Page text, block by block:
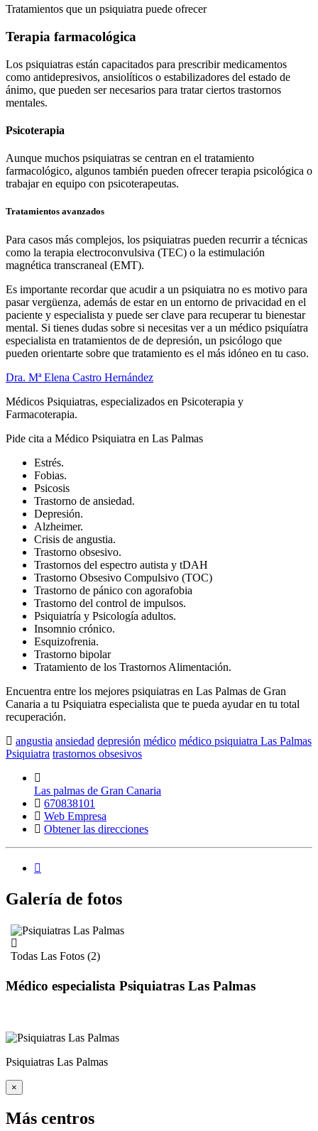
Tratamientos que un psiquiatra puede ofrecer
Terapia farmacológica
Los psiquiatras están capacitados para prescribir medicamentos
como antidepresivos, ansiolíticos o estabilizadores del estado de
ánimo, que pueden ser necesarios para tratar ciertos trastornos
mentales.
Psicoterapia
Aunque muchos psiquiatras se centran en el tratamiento
farmacológico, algunos también pueden ofrecer terapia psicológica o
trabajar en equipo con psicoterapeutas.
Tratamientos avanzados
Para casos más complejos, los psiquiatras pueden recurrir a técnicas
como la terapia electroconvulsiva (TEC) o la estimulación
magnética transcraneal (EMT).
Es importante recordar que acudir a un psiquiatra no es motivo para
pasar vergüenza, además de estar en un entorno de privacidad en el
paciente y especialista y puede ser clave para recuperar tu bienestar
mental. Si tienes dudas sobre si necesitas ver a un médico psiquíatra
especialista en tratamientos de de depresión, un psicólogo que
pueden orientarte sobre que tratamiento es el más idóneo en tu caso.
Dra. Mª Elena Castro Hernández
Médicos Psiquiatras, especializados en Psicoterapia y
Farmacoterapia.
Pide cita a Médico Psiquiatra en Las Palmas
Estrés.
Fobias.
Psicosis
Trastorno de ansiedad.
Depresión.
Alzheimer.
Crisis de angustia.
Trastorno obsesivo.
Trastornos del espectro autista y tDAH
Trastorno Obsesivo Compulsivo (TOC)
Trastorno de pánico con agorafobia
Trastorno del control de impulsos.
Psiquiatría y Psicología adultos.
Insomnio crónico.
Esquizofrenia.
Trastorno bipolar
Tratamiento de los Trastornos Alimentación.
Encuentra entre los mejores psiquiatras en Las Palmas de Gran
Canaria a tu Psiquiatra especialista que te pueda ayudar en tu total
recuperación.
angustia ansiedad depresión médico médico psiquiatra Las Palmas
Psiquiatra trastornos obsesivos
Las palmas de Gran Canaria
670838101
Web Empresa
Obtener las direcciones
Galería de fotos
Todas Las Fotos (2)
Médico especialista Psiquiatras Las Palmas
Psiquiatras Las Palmas
×
Más centros